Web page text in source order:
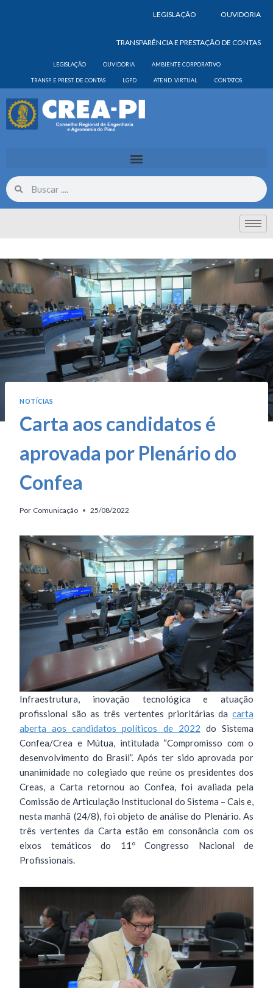
LEGISLAÇÃO OUVIDORIA
TRANSPARÊNCIA E PRESTAÇÃO DE CONTAS
LEGISLAÇÃO OUVIDORIA AMBIENTE CORPORATIVO
TRANSP. E PREST. DE CONTAS LGPD ATEND. VIRTUAL CONTATOS
NOTÍCIAS
Carta aos candidatos é
aprovada por Plenário do
Confea
Por Comunicação 25/08/2022
Infraestrutura, inovação tecnológica e atuação
profissional são as três vertentes prioritárias da carta
aberta aos candidatos políticos de 2022 do Sistema
Confea/Crea e Mútua, intitulada “Compromisso com o
desenvolvimento do Brasil”. Após ter sido aprovada por
unanimidade no colegiado que reúne os presidentes dos
Creas, a Carta retornou ao Confea, foi avaliada pela
Comissão de Articulação Institucional do Sistema – Cais e,
nesta manhã (24/8), foi objeto de análise do Plenário. As
três vertentes da Carta estão em consonância com os
eixos temáticos do 11º Congresso Nacional de
Profissionais.